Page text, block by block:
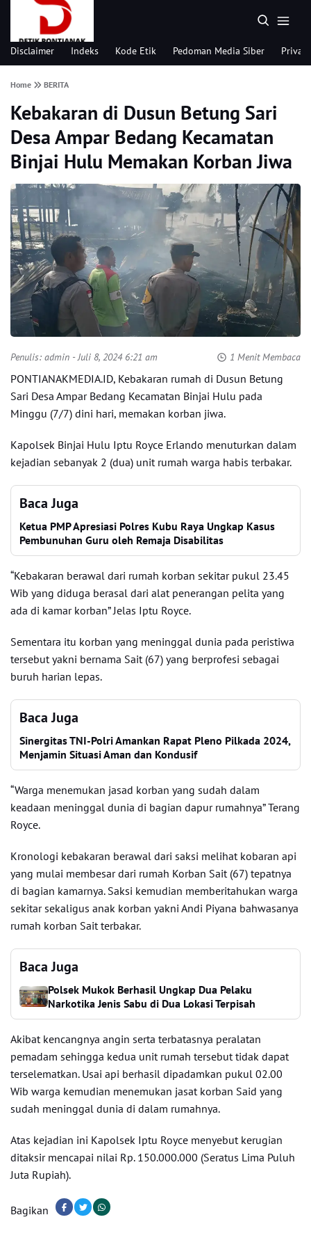
Disclaimer Indeks Kode Etik Pedoman Media Siber
Home BERITA
Kebakaran di Dusun Betung Sari
Desa Ampar Bedang Kecamatan
Binjai Hulu Memakan Korban Jiwa
Penulis: admin - Juli 8, 2024 6:21 am 1 Menit Membaca
PONTIANAKMEDIA.ID, Kebakaran rumah di Dusun Betung
Sari Desa Ampar Bedang Kecamatan Binjai Hulu pada
Minggu (7/7) dini hari, memakan korban jiwa.
Kapolsek Binjai Hulu Iptu Royce Erlando menuturkan dalam
kejadian sebanyak 2 (dua) unit rumah warga habis terbakar.
Baca Juga
Ketua PMP Apresiasi Polres Kubu Raya Ungkap Kasus
Pembunuhan Guru oleh Remaja Disabilitas
“Kebakaran berawal dari rumah korban sekitar pukul 23.45
Wib yang diduga berasal dari alat penerangan pelita yang
ada di kamar korban” Jelas Iptu Royce.
Sementara itu korban yang meninggal dunia pada peristiwa
tersebut yakni bernama Sait (67) yang berprofesi sebagai
buruh harian lepas.
Baca Juga
Sinergitas TNI-Polri Amankan Rapat Pleno Pilkada 2024,
Menjamin Situasi Aman dan Kondusif
“Warga menemukan jasad korban yang sudah dalam
keadaan meninggal dunia di bagian dapur rumahnya” Terang
Royce.
Kronologi kebakaran berawal dari saksi melihat kobaran api
yang mulai membesar dari rumah Korban Sait (67) tepatnya
di bagian kamarnya. Saksi kemudian memberitahukan warga
sekitar sekaligus anak korban yakni Andi Piyana bahwasanya
rumah korban Sait terbakar.
Baca Juga
Polsek Mukok Berhasil Ungkap Dua Pelaku
Narkotika Jenis Sabu di Dua Lokasi Terpisah
Akibat kencangnya angin serta terbatasnya peralatan
pemadam sehingga kedua unit rumah tersebut tidak dapat
terselematkan. Usai api berhasil dipadamkan pukul 02.00
Wib warga kemudian menemukan jasat korban Said yang
sudah meninggal dunia di dalam rumahnya.
Atas kejadian ini Kapolsek Iptu Royce menyebut kerugian
ditaksir mencapai nilai Rp. 150.000.000 (Seratus Lima Puluh
Juta Rupiah).
Bagikan